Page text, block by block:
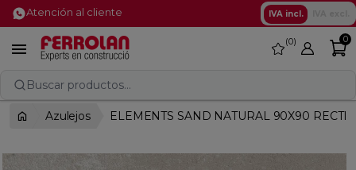
Atención al cliente IVA incl.
 favorite
0 0
Buscar productos...
Azulejos ELEMENTS SAND NATURAL 90X90